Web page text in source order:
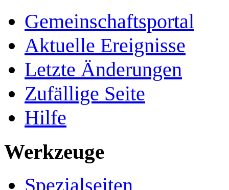
Gemeinschafts­portal
Aktuelle Ereignisse
Letzte Änderungen
Zufällige Seite
Hilfe
Werkzeuge
Spezialseiten